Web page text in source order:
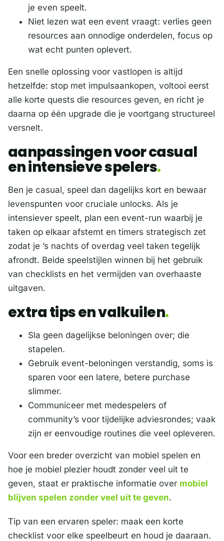
je even speelt.
Niet lezen wat een event vraagt: verlies geen
resources aan onnodige onderdelen, focus op
wat echt punten oplevert.
Een snelle oplossing voor vastlopen is altijd
hetzelfde: stop met impulsaankopen, voltooi eerst
alle korte quests die resources geven, en richt je
daarna op één upgrade die je voortgang structureel
versnelt.
aanpassingen voor casual
en intensieve spelers
Ben je casual, speel dan dagelijks kort en bewaar
levenspunten voor cruciale unlocks. Als je
intensiever speelt, plan een event-run waarbij je
taken op elkaar afstemt en timers strategisch zet
zodat je ’s nachts of overdag veel taken tegelijk
afrondt. Beide speelstijlen winnen bij het gebruik
van checklists en het vermijden van overhaaste
uitgaven.
extra tips en valkuilen
Sla geen dagelijkse beloningen over; die
stapelen.
Gebruik event-beloningen verstandig, soms is
sparen voor een latere, betere purchase
slimmer.
Communiceer met medespelers of
community’s voor tijdelijke adviesrondes; vaak
zijn er eenvoudige routines die veel opleveren.
Voor een breder overzicht van mobiel spelen en
hoe je mobiel plezier houdt zonder veel uit te
geven, staat er praktische informatie over mobiel
blijven spelen zonder veel uit te geven.
Tip van een ervaren speler: maak een korte
checklist voor elke speelbeurt en houd je daaraan.